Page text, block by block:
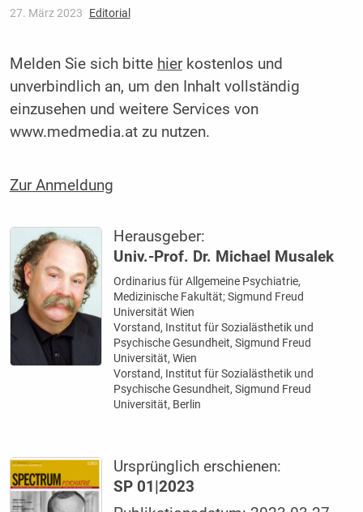
27. März 2023 Editorial
Melden Sie sich bitte hierkostenlos und
unverbindlich an, um den Inhalt vollständig
einzusehen und weitere Services von
www.medmedia.at zu nutzen.
Zur Anmeldung
Herausgeber:
Univ.-Prof. Dr. Michael Musalek
Ordinarius für Allgemeine Psychiatrie,
Medizinische Fakultät; Sigmund Freud
Universität Wien
Vorstand, Institut für Sozialästhetik und
Psychische Gesundheit, Sigmund Freud
Universität, Wien
Vorstand, Institut für Sozialästhetik und
Psychische Gesundheit, Sigmund Freud
Universität, Berlin
Ursprünglich erschienen:
SP 01|2023